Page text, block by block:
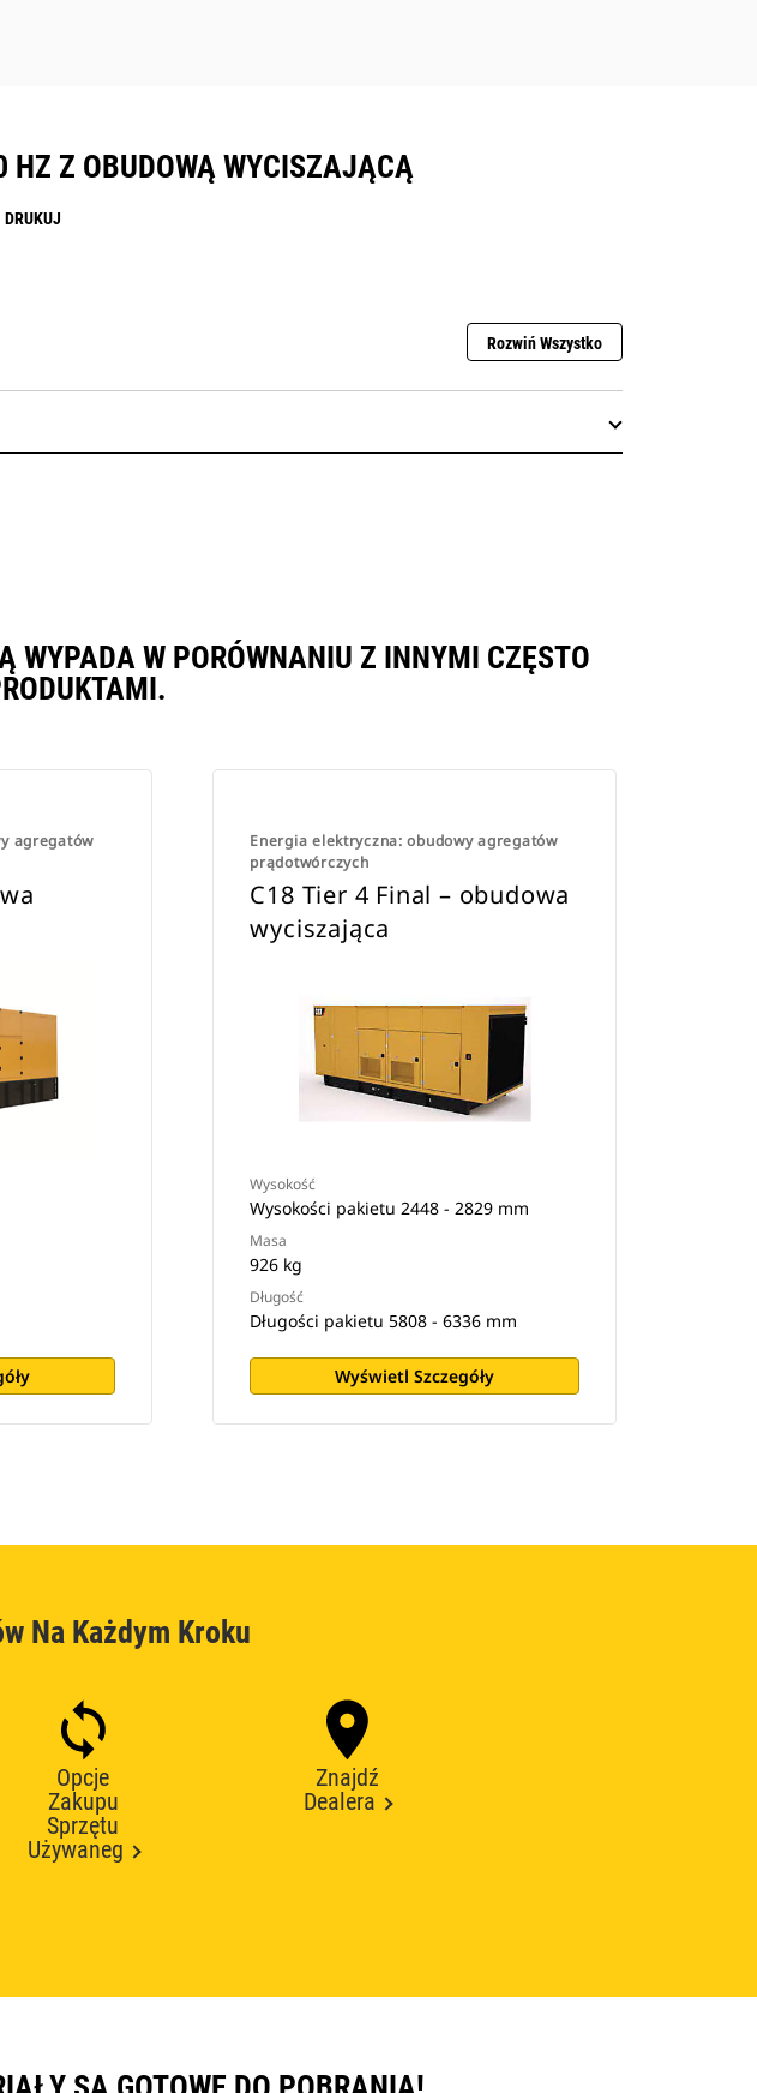
HZ Z OBUDOWĄ WYCISZAJĄCĄ
DRUKUJ
Rozwiń Wszystko
W PORÓWNANIU Z INNYMI CZĘSTO
agregatów
Energia elektryczna: obudowy agregatów
prądotwórczych
C18 Tier 4 Final – obudowa
wyciszająca
Wysokość
Wysokości pakietu 2448 - 2829 mm
Masa
926 kg
Długość
Długości pakietu 5808 - 6336 mm
Wyświetl Szczegóły
Na Każdym Kroku
Opcje
Zakupu
Sprzętu
Używaneg
Znajdź
Dealera